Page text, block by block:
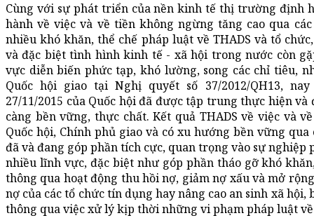
Cùng với sự phát triển của nền kinh tế thị trường định
hành về việc và về tiền không ngừng tăng cao qua
nhiều khó khăn, thể chế pháp luật về THADS và tổ
và đặc biệt tình hình kinh tế - xã hội trong nước còn
vực diễn biến phức tạp, khó lường, song các chỉ tiêu,
Quốc hội giao tại Nghị quyết số 37/2012/QH13,
27/11/2015 của Quốc hội đã được tập trung thực hiện
càng bền vững, thực chất. Kết quả THADS về việc và
Quốc hội, Chính phủ giao và có xu hướng bền vững
đã và đang góp phần tích cực, quan trọng vào sự
nhiều lĩnh vực, đặc biệt như góp phần tháo gỡ khó
thông qua hoạt động thu hồi nợ, giảm nợ xấu và mở
nợ của các tổ chức tín dụng hay nâng cao an sinh xã
thông qua việc xử lý kịp thời những vi phạm pháp luật